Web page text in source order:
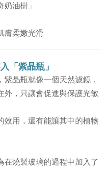
油樹」
膚柔嫩光滑
「紫晶瓶」
晶瓶就像一個天然濾鏡，
外，只讓會促進與保護光敏
效用，還有能讓其中的植物
燒製玻璃的過程中加入了